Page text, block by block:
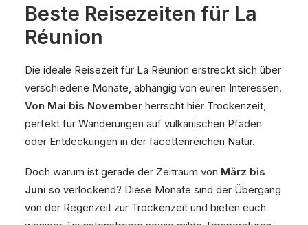
Beste Reisezeiten für La
Réunion
Die ideale Reisezeit für La Réunion erstreckt sich über
verschiedene Monate, abhängig von euren Interessen.
Von Mai bis November herrscht hier Trockenzeit,
perfekt für Wanderungen auf vulkanischen Pfaden
oder Entdeckungen in der facettenreichen Natur.
Doch warum ist gerade der Zeitraum von März bis
Juni so verlockend? Diese Monate sind der Übergang
von der Regenzeit zur Trockenzeit und bieten euch